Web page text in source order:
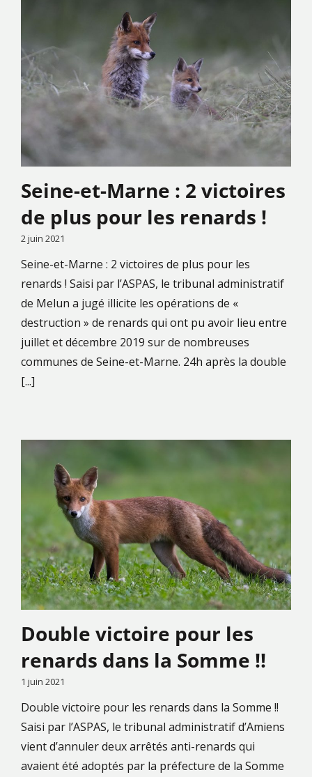
Seine-et-Marne : 2 victoires
de plus pour les renards !
2 juin 2021
Seine-et-Marne : 2 victoires de plus pour les
renards ! Saisi par l’ASPAS, le tribunal administratif
de Melun a jugé illicite les opérations de «
destruction » de renards qui ont pu avoir lieu entre
juillet et décembre 2019 sur de nombreuses
communes de Seine-et-Marne. 24h après la double
[...]
Double victoire pour les
renards dans la Somme !!
1 juin 2021
Double victoire pour les renards dans la Somme !!
Saisi par l’ASPAS, le tribunal administratif d’Amiens
vient d’annuler deux arrêtés anti-renards qui
avaient été adoptés par la préfecture de la Somme